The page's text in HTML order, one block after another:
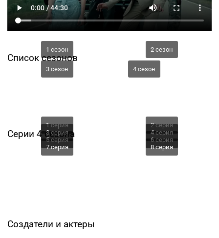
Список сезонов
1 сезон 2 сезон
3 сезон 4 сезон
Серии 4 сезона
1 серия
2 серия
3 серия
4 серия
5 серия
6 серия
7 серия
8 серия
Создатели и актеры